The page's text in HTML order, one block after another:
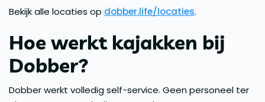
Bekijk alle locaties op dobber.life/locaties.
Hoe werkt kajakken bij
Dobber?
Dobber werkt volledig self-service. Geen personeel ter